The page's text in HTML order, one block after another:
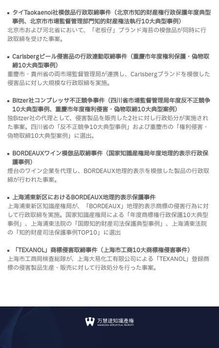
タイTaokaenoi社模倣品行政取締事件（北京市知的財産権行政保護年度典型
事例、北京市市場監督管理部門知的財産権法執行10大典型事例）
北京市および河北省において、「老板仔」ブランド海苔の模倣品が同時に行
政取締を受けた事案。
Carlsbergビール侵害品の行政連動取締事件（重慶市年度権利保護・偽物取
締10大典型事例）
重慶市・貴州省の両市場監督管理局が連携し、Carlsbergブランドを模倣した
侵害品に対し大規模な行政取締を実施。
Bitzer社コンプレッサ不正競争事件（四川省市場監督管理局年度反不正競争
10大典型事例、重慶市年度権利侵害・偽物取締10大典型案例）
独Bitzer社の代理として、侵害製品を販売した2社に対し行政処分が実施され
た事案。四川省の「反不正競争10大典型事例」および重慶市の「権利侵害・
偽物取締10大典型案例」に選出。
BORDEAUXワイン模倣品取締事件（国家知識産権局年度地理的表示行政保
護事例）
煙台のワイン企業を代理し、BORDEAUX地理的表示を模倣した製品の行政取
締が行われた事案。
上海浦東新区におけるBORDEAUX地理的表示保護事件
上海浦東新区知識産権局が、「BORDEAUX」地理的表示商標の侵害行為に対
して行政取締を実施。国家知識産権局による「年度商標権行政保護10大典型
事例」、上海浦東法院の「国際知的財産司法保護典型事例」、上海浦東法院
の「知的財産司法保護事例TOP10」に選出
「TEXANOL」商標侵害取締事件（上海市工商10大商標権侵害事件）
上海市工商局検査総隊が、上海大易化工有限公司による「TEXANOL」登録商
標の侵害製品生産・販売に対して行政処分を行った事案。